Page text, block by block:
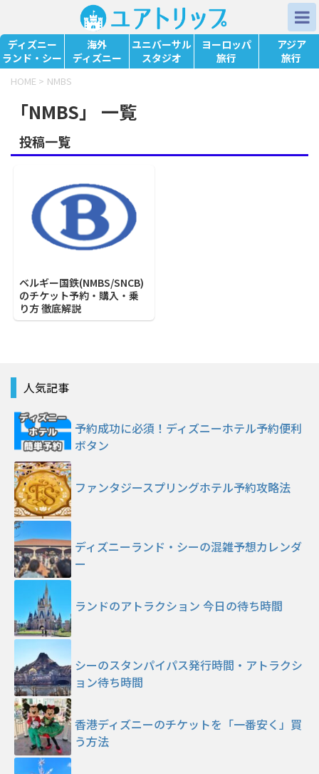
ディズニー
ランド・シー
海外
ディズニー
ユニバーサル
スタジオ
ヨーロッパ
旅行
アジア
旅行
HOME > NMBS
「NMBS」 一覧
投稿一覧
ベルギー国鉄(NMBS/SNCB)
のチケット予約・購入・乗
り方 徹底解説
人気記事
予約成功に必須！ディズニーホテル予約便利
ボタン
ファンタジースプリングホテル予約攻略法
ディズニーランド・シーの混雑予想カレンダ
ー
ランドのアトラクション 今日の待ち時間
シーのスタンパイパス発行時間・アトラクシ
ョン待ち時間
香港ディズニーのチケットを「一番安く」買
う方法